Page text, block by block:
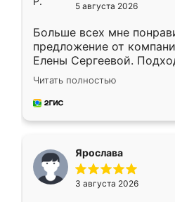
5 августа 2026
Больше всех мне
предложение от
Елены Сергеевой.
короткие сроки
для замера сотрудник
предложил по моему
Читать полностью
Ярослава
3 августа 2026